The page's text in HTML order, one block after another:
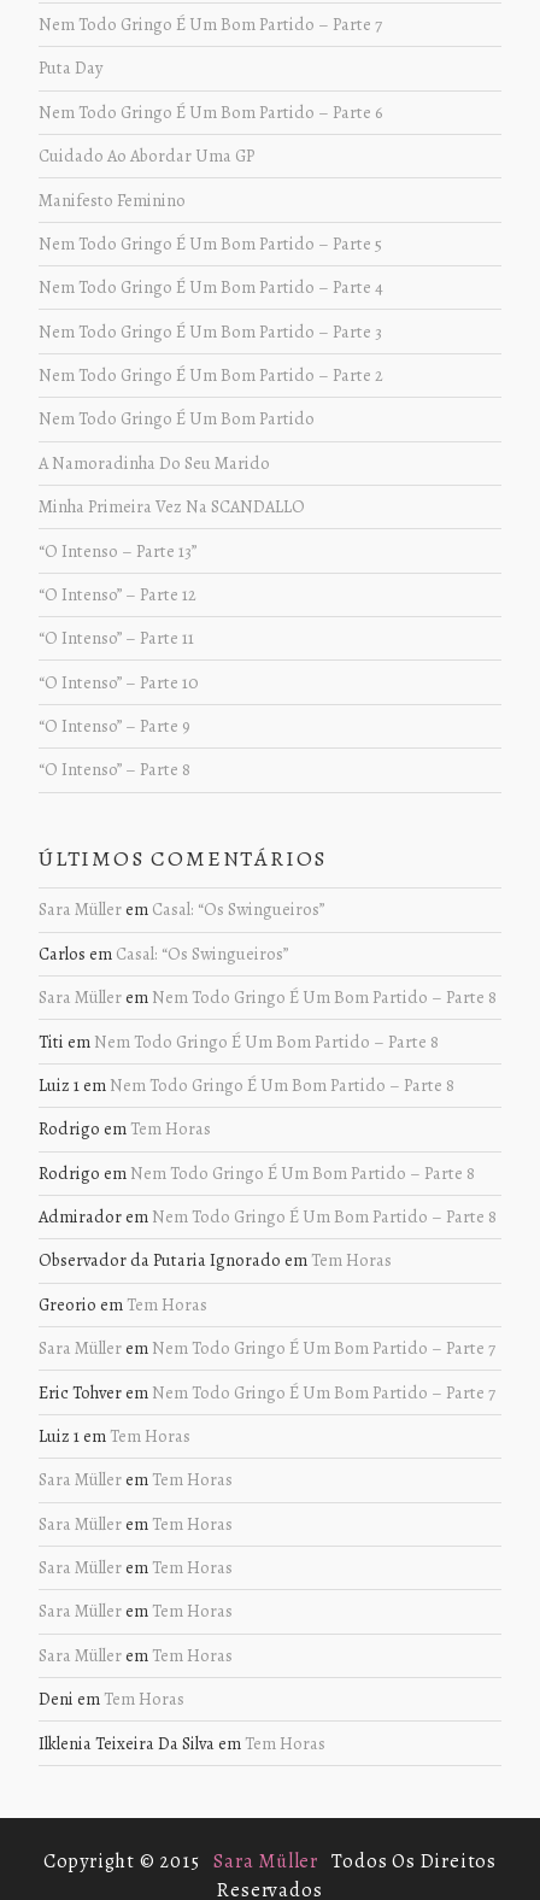
Nem Todo Gringo É Um Bom Partido – Parte 7
Puta Day
Nem Todo Gringo É Um Bom Partido – Parte 6
Cuidado Ao Abordar Uma GP
Manifesto Feminino
Nem Todo Gringo É Um Bom Partido – Parte 5
Nem Todo Gringo É Um Bom Partido – Parte 4
Nem Todo Gringo É Um Bom Partido – Parte 3
Nem Todo Gringo É Um Bom Partido – Parte 2
Nem Todo Gringo É Um Bom Partido
A Namoradinha Do Seu Marido
Minha Primeira Vez Na SCANDALLO
“O Intenso – Parte 13”
“O Intenso” – Parte 12
“O Intenso” – Parte 11
“O Intenso” – Parte 10
“O Intenso” – Parte 9
“O Intenso” – Parte 8
ÚLTIMOS COMENTÁRIOS
Sara Müllerem Casal: “Os Swingueiros”
Carlos em Casal: “Os Swingueiros”
Sara Müllerem Nem Todo Gringo É Um Bom Partido – Parte 8
Titi em Nem Todo Gringo É Um Bom Partido – Parte 8
Luiz 1em Nem Todo Gringo É Um Bom Partido – Parte 8
Rodrigo em Tem Horas
Rodrigo em Nem Todo Gringo É Um Bom Partido – Parte 8
Admiradorem Nem Todo Gringo É Um Bom Partido – Parte 8
Observador da Putaria Ignorado em Tem Horas
Greorio em Tem Horas
Sara Müllerem Nem Todo Gringo É Um Bom Partido – Parte 7
Eric Tohverem Nem Todo Gringo É Um Bom Partido – Parte 7
Luiz 1em Tem Horas
Sara Müllerem Tem Horas
Sara Müllerem Tem Horas
Sara Müllerem Tem Horas
Sara Müllerem Tem Horas
Sara Müllerem Tem Horas
Deni em Tem Horas
Ilklenia Teixeira Da Silvaem Tem Horas
Copyright © 2015 Sara Müller Todos Os Direitos
Reservados